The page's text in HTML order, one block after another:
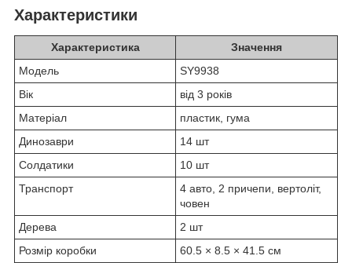
Характеристики
Характеристика
Значення
Модель
SY9938
Вік
від 3 років
Матеріал
пластик, гума
Динозаври
14 шт
Солдатики
10 шт
Транспорт
4 авто, 2 причепи, вертоліт,
човен
Дерева
2 шт
Розмір коробки
60.5 × 8.5 × 41.5 см